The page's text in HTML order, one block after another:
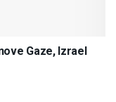
Gaze, Izrael